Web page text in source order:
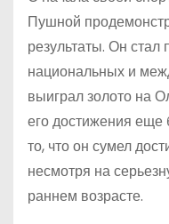
Пушной
результаты. Он
национальных и
выиграл золото на
его достижения еще
то, что он сумел
несмотря на
раннем возрасте.